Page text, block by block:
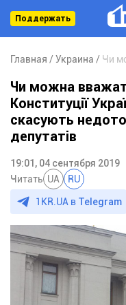
Поддержать
Главная Украина
Чи можна
Конституції
скасують
депутатів
19:01, 04 сентября 2019
Читать UA RU
1KR.UA в Telegram